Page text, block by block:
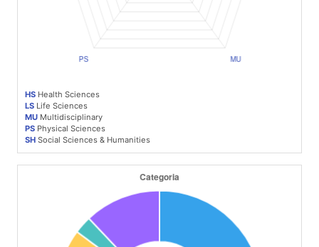
HS Health Sciences
LS Life Sciences
MU Multidisciplinary
PS Physical Sciences
SH Social Sciences & Humanities